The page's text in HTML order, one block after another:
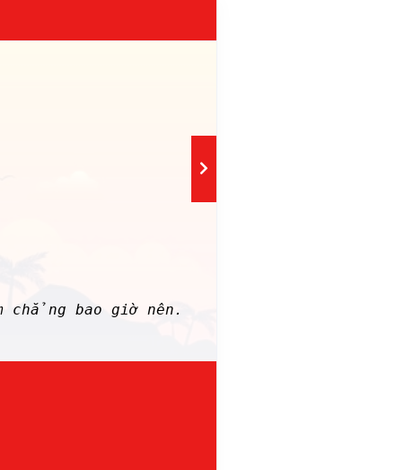
chẳng bao giờ nên.